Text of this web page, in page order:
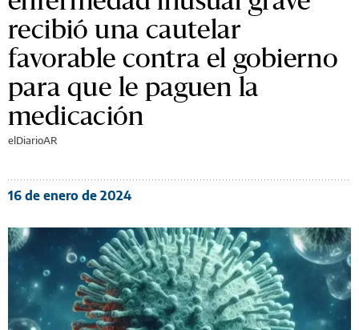
recibió una cautelar
favorable contra el gobierno
para que le paguen la
medicación
elDiarioAR
16 de enero de 2024